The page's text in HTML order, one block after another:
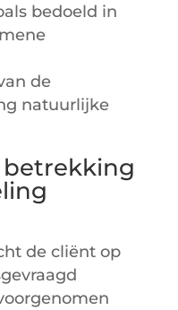
bedoeld in
de
natuurlijke
de cliënt op